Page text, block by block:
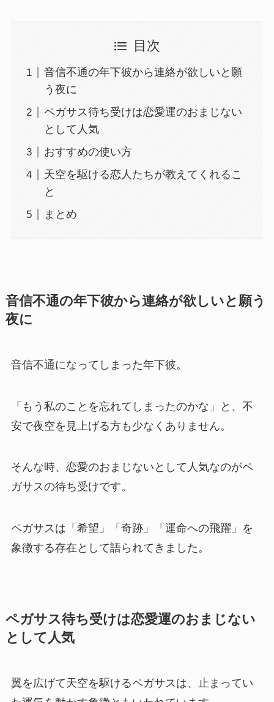
目次
音信不通の年下彼から連絡が欲しいと願
う夜に
ペガサス待ち受けは恋愛運のおまじない
として人気
おすすめの使い方
天空を駆ける恋人たちが教えてくれるこ
と
まとめ
音信不通の年下彼から連絡が欲しいと願う
夜に
音信不通になってしまった年下彼。
「もう私のことを忘れてしまったのかな」と、不
安で夜空を見上げる方も少なくありません。
そんな時、恋愛のおまじないとして人気なのがペ
ガサスの待ち受けです。
ペガサスは「希望」「奇跡」「運命への飛躍」を
象徴する存在として語られてきました。
ペガサス待ち受けは恋愛運のおまじない
として人気
翼を広げて天空を駆けるペガサスは、止まってい